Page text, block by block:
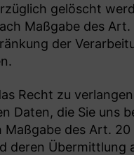
gelöscht
Maßgabe des Art.
der
Recht zu
Daten, die Sie uns
Maßgabe des Art. 20
deren Übermittlung